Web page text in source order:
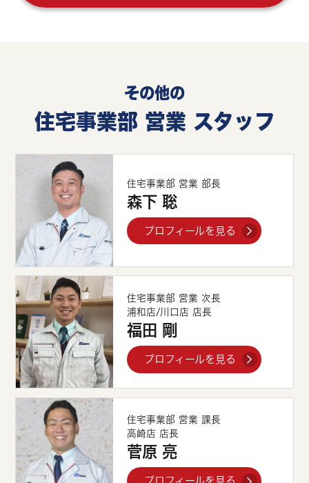
その他の
住宅事業部 営業 スタッフ
住宅事業部 営業 部長
森下 聡
プロフィールを見る
住宅事業部 営業 次長
浦和店/川口店 店長
福田 剛
プロフィールを見る
住宅事業部 営業 課長
高崎店 店長
菅原 亮
プロフィールを見る